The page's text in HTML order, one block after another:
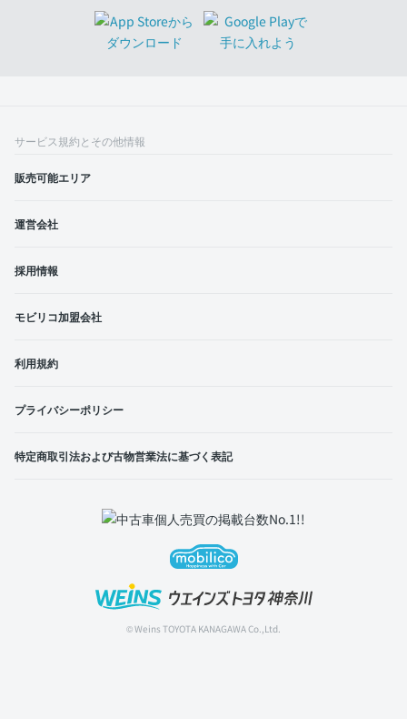
サービス規約とその他情報
販売可能エリア
運営会社
採用情報
モビリコ加盟会社
利用規約
プライバシーポリシー
特定商取引法および古物営業法に基づく表記
© Weins TOYOTA KANAGAWA Co.,Ltd.